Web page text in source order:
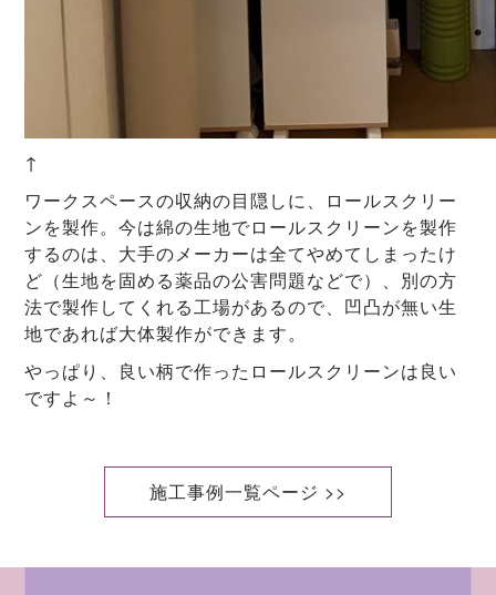
↑
ワークスペースの収納の目隠しに、ロールスクリー
ンを製作。今は綿の生地でロールスクリーンを製作
するのは、大手のメーカーは全てやめてしまったけ
ど（生地を固める薬品の公害問題などで）、別の方
法で製作してくれる工場があるので、凹凸が無い生
地であれば大体製作ができます。
やっぱり、良い柄で作ったロールスクリーンは良い
ですよ～！
施工事例一覧ページ >>